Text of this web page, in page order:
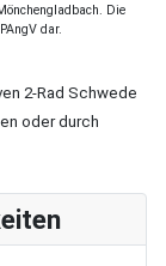
Die
dar.
2-Rad Schwede
oder durch